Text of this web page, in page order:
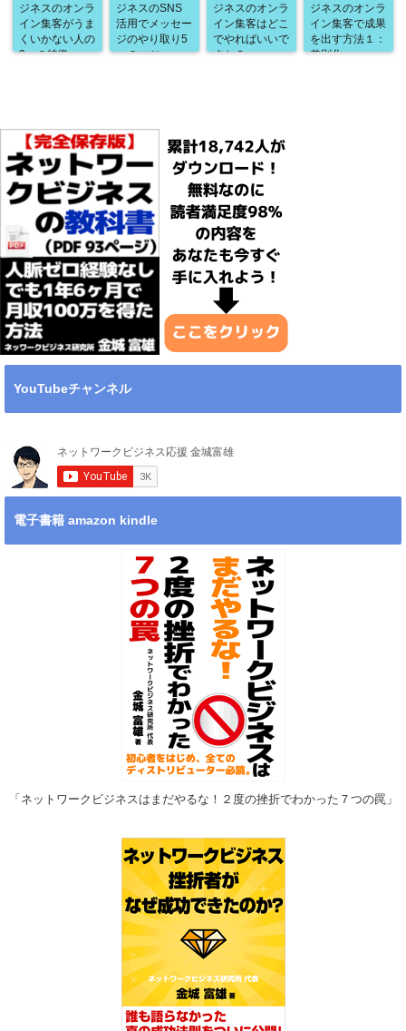
ジネスのオンラ
イン集客がうま
くいかない人の
3つの特徴
ジネスのSNS
活用でメッセー
ジのやり取り5
つのコツ
ジネスのオンラ
イン集客はどこ
でやればいいで
すか？
ジネスのオンラ
イン集客で成果
を出す方法１：
差別化
YouTubeチャンネル
電子書籍 amazon kindle
「ネットワークビジネスはまだやるな！２度の挫折でわかった７つの罠」